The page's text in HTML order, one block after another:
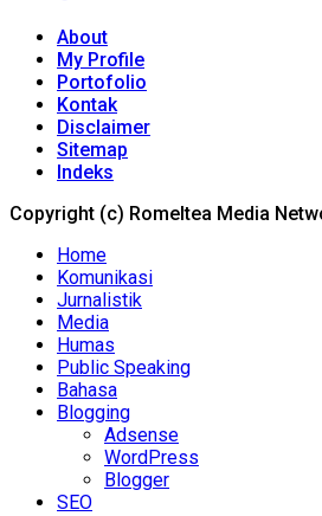
About
My Profile
Portofolio
Kontak
Disclaimer
Sitemap
Indeks
Copyright (c) Romeltea Media
Home
Komunikasi
Jurnalistik
Media
Humas
Public Speaking
Bahasa
Blogging
Adsense
WordPress
Blogger
SEO